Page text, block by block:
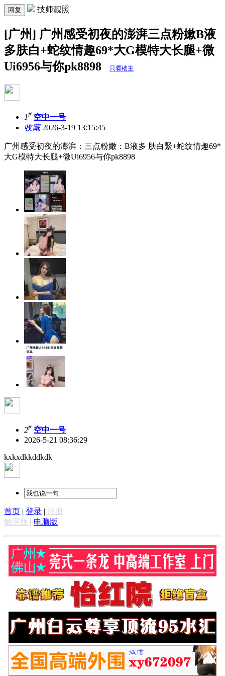
回复 技师靓照
[广州] 广州感受初夜的澎湃三点粉嫰B液
多肤白+蛇纹情趣69*大G模特大长腿+微
Ui6956与你pk8898
只看楼主
1# 空中一号
收藏2026-3-19 13:15:45
广州感受初夜的澎湃：三点粉嫩：B液多 肤白緊+蛇纹情趣69*
大G模特大长腿+微Ui6956与你pk8898
2# 空中一号
2026-5-21 08:36:29
kxkxdkkddkdk
首页 登录
注册
触屏版
电脑版